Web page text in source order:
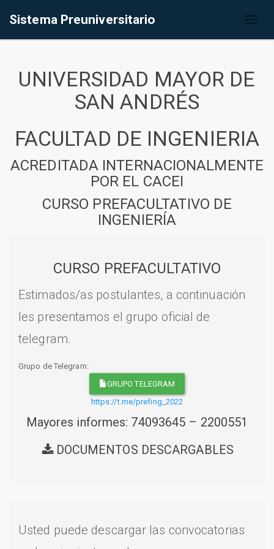
Sistema Preuniversitario
UNIVERSIDAD MAYOR DE
SAN ANDRÉS
FACULTAD DE INGENIERIA
ACREDITADA INTERNACIONALMENTE
POR EL CACEI
CURSO PREFACULTATIVO DE
INGENIERÍA
CURSO PREFACULTATIVO
Estimados/as postulantes, a continuación
les presentamos el grupo oficial de
telegram.
Grupo de Telegram:
GRUPO TELEGRAM
https://t.me/prefing_2022
Mayores informes: 74093645 – 2200551
DOCUMENTOS DESCARGABLES
Usted puede descargar las convocatorias